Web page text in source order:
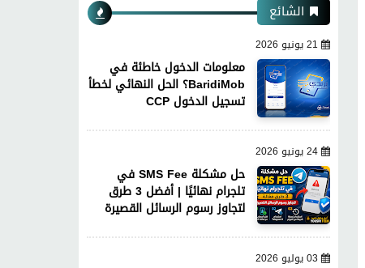
الشائع
21 يونيو 2026
معلومات الدخول خاطئة في
BaridiMob؟ الحل النهائي لخطأ
تسجيل الدخول CCP
24 يونيو 2026
حل مشكلة SMS Fee في
تلجرام نهائيًا | أفضل 3 طرق
لتجاوز رسوم الرسائل القصيرة
03 يوليو 2026